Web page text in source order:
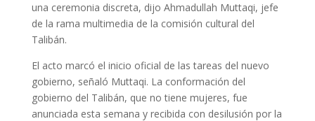
una ceremonia discreta, dijo Ahmadullah Muttaqi, jefe
de la rama multimedia de la comisión cultural del
Talibán.
El acto marcó el inicio oficial de las tareas del nuevo
gobierno, señaló Muttaqi. La conformación del
gobierno del Talibán, que no tiene mujeres, fue
anunciada esta semana y recibida con desilusión por la